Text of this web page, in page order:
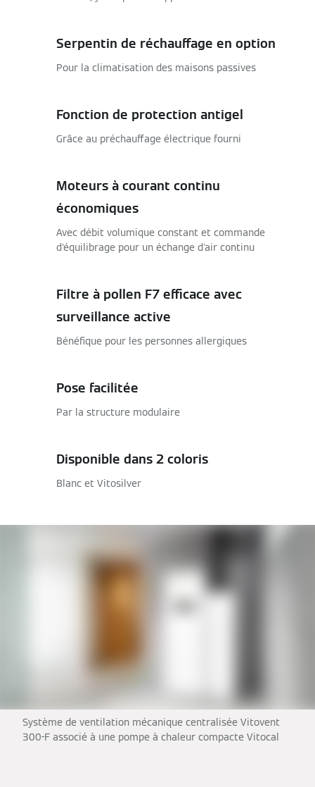
Serpentin de réchauffage en option
Pour la climatisation des maisons passives
Fonction de protection antigel
Grâce au préchauffage électrique fourni
Moteurs à courant continu
économiques
Avec débit volumique constant et commande
d'équilibrage pour un échange d'air continu
Filtre à pollen F7 efficace avec
surveillance active
Bénéfique pour les personnes allergiques
Pose facilitée
Par la structure modulaire
Disponible dans 2 coloris
Blanc et Vitosilver
Système de ventilation mécanique centralisée Vitovent
300-F associé à une pompe à chaleur compacte Vitocal